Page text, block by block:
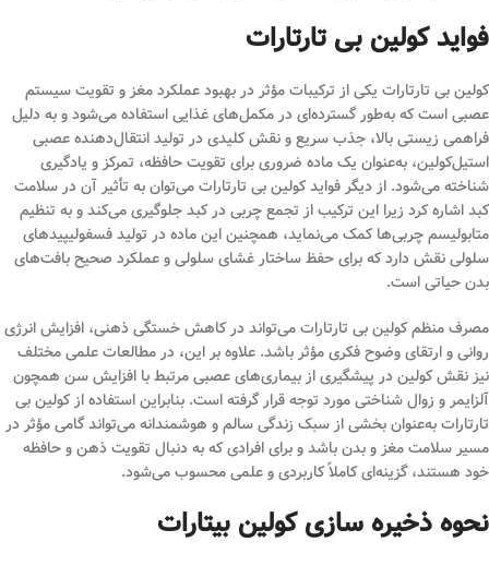
فواید کولین بی تارتارات
کولین بی تارتارات یکی از ترکیبات مؤثر در بهبود عملکرد مغز و تقویت سیستم
عصبی است که به‌طور گسترده‌ای در مکمل‌های غذایی استفاده می‌شود و به دلیل
فراهمی زیستی بالا، جذب سریع و نقش کلیدی در تولید انتقال‌دهنده عصبی
استیل‌کولین، به‌عنوان یک ماده ضروری برای تقویت حافظه، تمرکز و یادگیری
شناخته می‌شود. از دیگر فواید کولین بی تارتارات می‌توان به تأثیر آن در سلامت
کبد اشاره کرد زیرا این ترکیب از تجمع چربی در کبد جلوگیری می‌کند و به تنظیم
متابولیسم چربی‌ها کمک می‌نماید، همچنین این ماده در تولید فسفولیپیدهای
سلولی نقش دارد که برای حفظ ساختار غشای سلولی و عملکرد صحیح بافت‌های
بدن حیاتی است.
مصرف منظم کولین بی تارتارات می‌تواند در کاهش خستگی ذهنی، افزایش انرژی
روانی و ارتقای وضوح فکری مؤثر باشد. علاوه بر این، در مطالعات علمی مختلف
نیز نقش کولین در پیشگیری از بیماری‌های عصبی مرتبط با افزایش سن همچون
آلزایمر و زوال شناختی مورد توجه قرار گرفته است. بنابراین استفاده از کولین بی
تارتارات به‌عنوان بخشی از سبک زندگی سالم و هوشمندانه می‌تواند گامی مؤثر در
مسیر سلامت مغز و بدن باشد و برای افرادی که به دنبال تقویت ذهن و حافظه
خود هستند، گزینه‌ای کاملاً کاربردی و علمی محسوب می‌شود.
نحوه ذخیره سازی کولین بیتارات